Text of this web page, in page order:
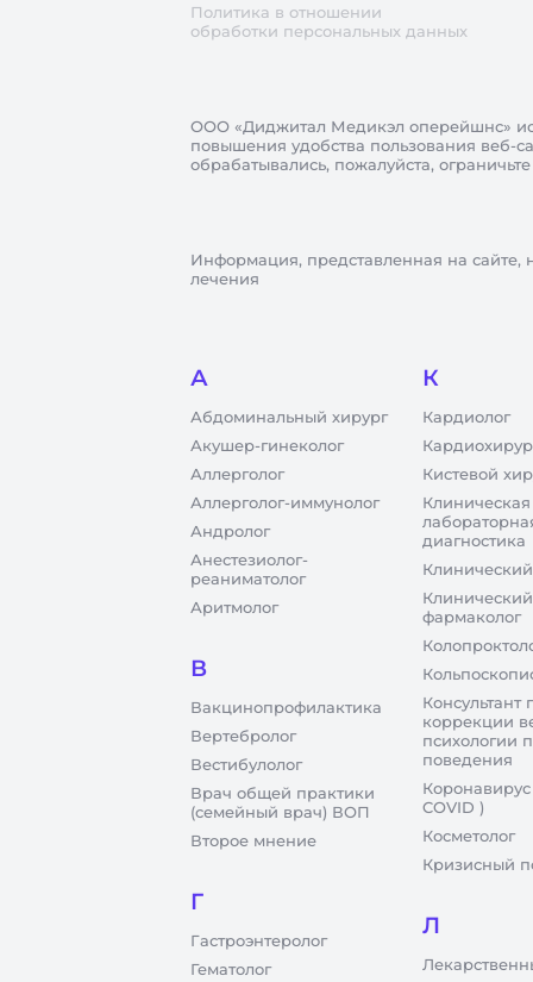
Политика в отношении
обработки персональных данных
ООО «Диджитал Медикэл оперейшнс»
повышения удобства пользования веб-
обрабатывались, пожалуйста,
Информация, представленная на сайте,
лечения
А
Абдоминальный хирург
Акушер-гинеколог
Аллерголог
Аллерголог-иммунолог
Андролог
Анестезиолог-
реаниматолог
Аритмолог
В
Вакцинопрофилактика
Вертебролог
Вестибулолог
Врач общей практики
(семейный врач) ВОП
Второе мнение
Г
Гастроэнтеролог
Гематолог
К
Кардиолог
Кистевой
Клиническая
диагностика
Клинический
фармаколог
Консультант
коррекции
психологии
поведения
COVID )
Косметолог
Кризисный
Л